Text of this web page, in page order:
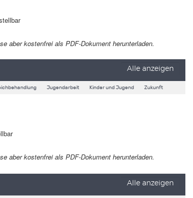
aber kostenfrei als PDF-Dokument herunterladen.
Alle anzeigen
Jugendarbeit Kinder und Jugend Zukunft
aber kostenfrei als PDF-Dokument herunterladen.
Alle anzeigen